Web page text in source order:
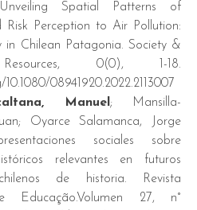
Spatial Patterns of
Risk Perception to Air Pollution:
in Chilean Patagonia. Society &
0(0), 1-18.
08941920.2022.2113007
Manuel; Mansilla-
Oyarce Salamanca, Jorge
sociales sobre
relevantes en futuros
de historia. Revista
Educação.Volumen 27, n°